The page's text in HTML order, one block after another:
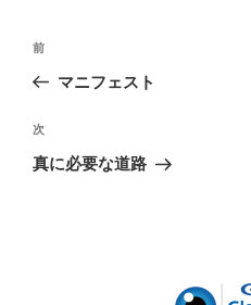
投
ビ
ゲ
前
の
稿
前
マニフェスト
次
の
次
真に必要な道路